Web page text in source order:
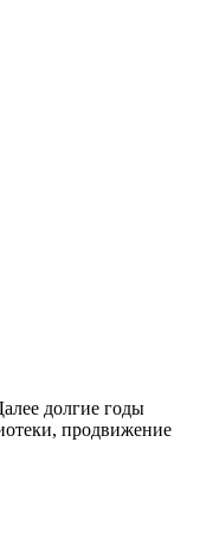
долгие годы
продвижение